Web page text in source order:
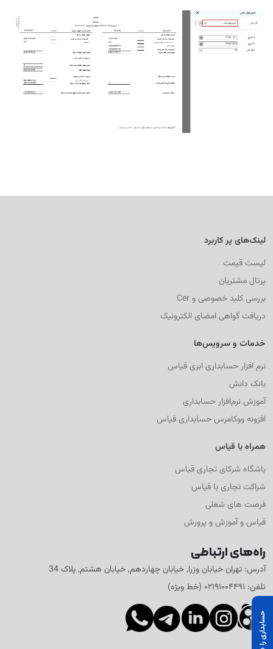
لینک‌های پر کاربرد
لیست قیمت
پرتال مشتریان
بررسی کلید خصوصی و Cer
دریافت گواهی امضای الکترونیک
خدمات و سرویس‌ها
نرم افزار حسابداری ابری قیاس
بانک دانش
آموزش نرم‌افزار حسابداری
افزونه ووکامرس حسابداری قیاس
همراه با قیاس
باشگاه شرکای تجاری قیاس
شراکت تجاری با قیاس
فرصت های شغلی
قیاس و آموزش و پرورش
راه‌های ارتباطی
آدرس: تهران خیابان وزرا, خیابان چهاردهم, خیابان هشتم, پلاک 34
تلفن: ۰۲۱۹۱۰۰۴۴۹۱ (خط ویژه)